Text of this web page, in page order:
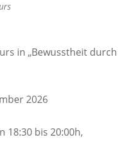
in „Bewusstheit durch
2026
18:30 bis 20:00h,